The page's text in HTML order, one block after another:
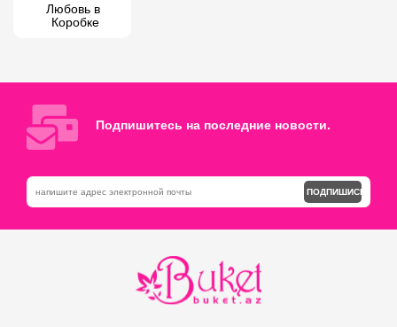
Любовь в
Коробке
Подпишитесь на последние новости.
ПОДПИШИСЬ